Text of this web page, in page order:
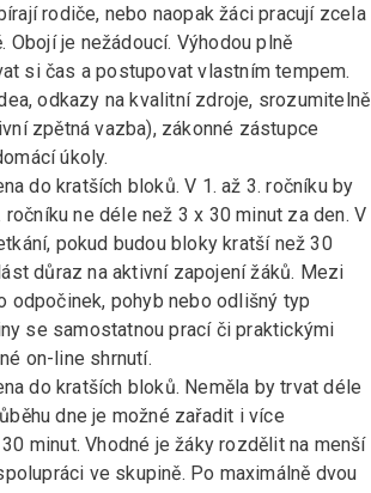
rodiče, nebo naopak žáci pracují zcela
je nežádoucí. Výhodou plně
si čas a postupovat vlastním tempem.
odkazy na kvalitní zdroje, srozumitelně
zpětná vazba), zákonné zástupce
úkoly.
do kratších bloků. V 1. až 3. ročníku by
ne déle než 3 x 30 minut za den. V
pokud budou bloky kratší než 30
důraz na aktivní zapojení žáků. Mezi
pohyb nebo odlišný typ
se samostatnou prací či praktickými
on-line shrnutí.
do kratších bloků. Neměla by trvat déle
dne je možné zařadit i více
minut. Vhodné je žáky rozdělit na menší
ve skupině. Po maximálně dvou